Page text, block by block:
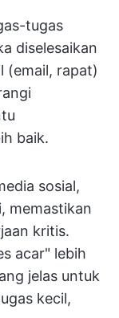
tugas
diselesaikan
(email, rapat)
baik.
sosial,
memastikan
kritis.
acar" lebih
jelas untuk
kecil,